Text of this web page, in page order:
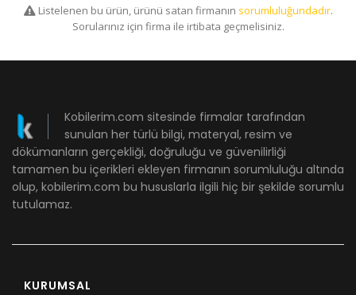
Listelenen bu ürün, ürünü satan firmanın sorumluluğundadır.
Sorularınız için firma ile irtibata geçmelisiniz.
Kobilerim.com sitesinde firmalar tarafından
sunulan her türlü bilgi, materyal, resim ve
dökümanların gerçekliği, doğruluğu ve güvenilirliği
tamamen bu içerikleri ekleyen firmanın sorumluluğu altında
olup, kobilerim.com bu hususlarla ilgili hiç bir şekilde sorumlu
tutulamaz.
KURUMSAL